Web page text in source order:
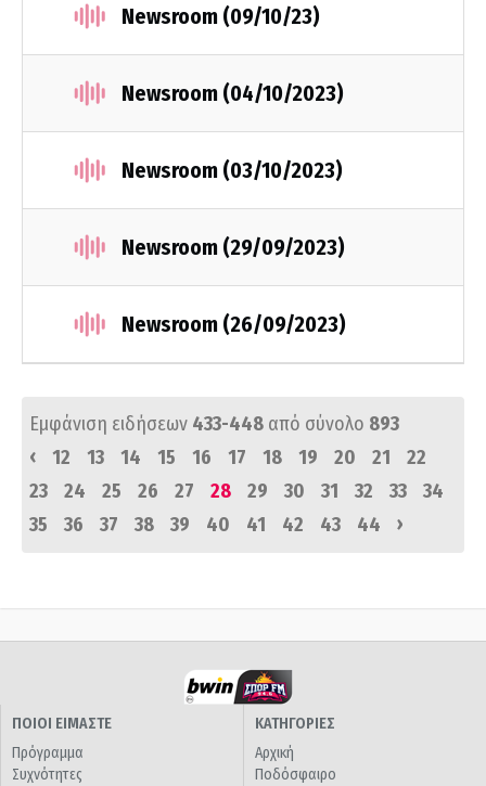
Newsroom (09/10/23)
Newsroom (04/10/2023)
Newsroom (03/10/2023)
Newsroom (29/09/2023)
Newsroom (26/09/2023)
Εμφάνιση ειδήσεων 433-448 από σύνολο 893
‹
12 13 14 15 16 17 18 19 20 21
22
23
24 25 26 27 28 29 30 31 32 33
34
35
36 37 38 39 40 41 42 43 44 ›
ΠΟΙΟΙ ΕΙΜΑΣΤΕ
Πρόγραμμα
Συχνότητες
ΚΑΤΗΓΟΡΙΕΣ
Αρχική
Ποδόσφαιρο